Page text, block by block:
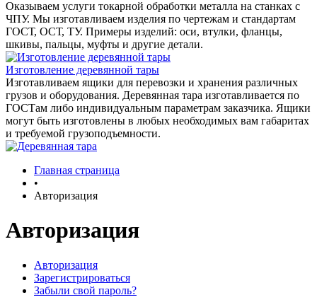
Оказываем услуги токарной обработки металла на станках с
ЧПУ. Мы изготавливаем изделия по чертежам и стандартам
ГОСТ, ОСТ, ТУ. Примеры изделий: оси, втулки, фланцы,
шкивы, пальцы, муфты и другие детали.
Изготовление деревянной тары
Изготавливаем ящики для перевозки и хранения различных
грузов и оборудования. Деревянная тара изготавливается по
ГОСТам либо индивидуальным параметрам заказчика. Ящики
могут быть изготовлены в любых необходимых вам габаритах
и требуемой грузоподъемности.
Главная страница
•
Авторизация
Авторизация
Авторизация
Зарегистрироваться
Забыли свой пароль?